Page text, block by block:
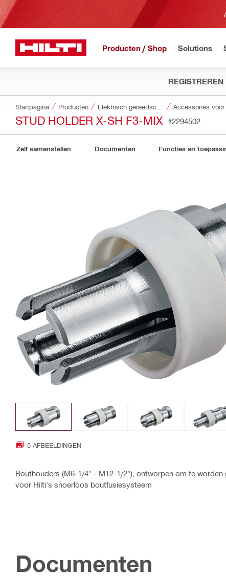
Producten / Shop Solutions
REGISTREREN
Startpagina Producten
STUD HOLDER X-SH F3-MIX #2294502
Zelf samenstellen Documenten Functies en
5 AFBEELDINGEN
Bouthouders (M6-1/4" - M12-1/2"), ontworpen om te
voor Hilti's snoerloos boutfusiesysteem
Documenten